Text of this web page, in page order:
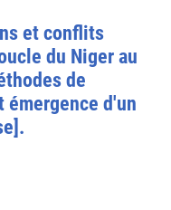
et conflits
du Niger au
de
d'un